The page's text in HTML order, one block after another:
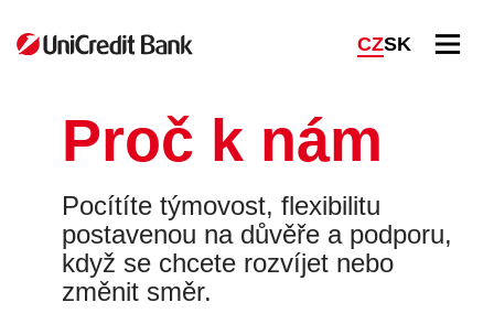
M
E
CZSK
Proč k nám
Pocítíte týmovost, flexibilitu
postavenou na důvěře a podporu,
když se chcete rozvíjet nebo
změnit směr.